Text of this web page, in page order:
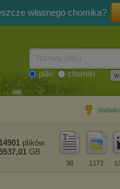
własnego chomika?
pliki chomiki
1172
38
14901 plików
GB